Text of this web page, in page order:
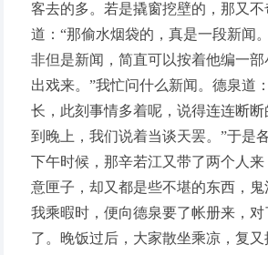
客去的多。若是撬窗挖壁的，那又
道：“那偷水烟袋的，真是一段新闻
非但是新闻，简直可以按着他编一
出戏来。”我忙问什么新闻。德泉道
长，此刻事情多着呢，说得连连断
到晚上，我们说着当谈天罢。”于是
下午时候，那辛若江又带了两个人
意匣子，却又都是些不堪的东西，鬼
我乘暇时，便向德泉要了帐册来，
了。晚饭过后，大家散坐乘凉，复